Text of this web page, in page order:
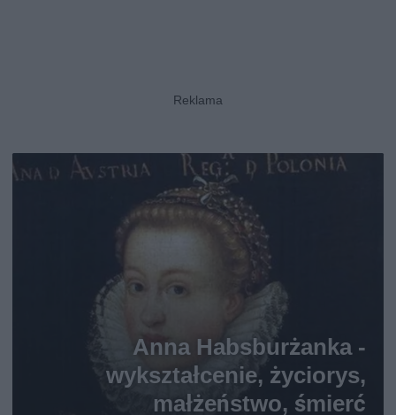
Anna Habsburżanka -
wykształcenie, życiorys,
małżeństwo, śmierć